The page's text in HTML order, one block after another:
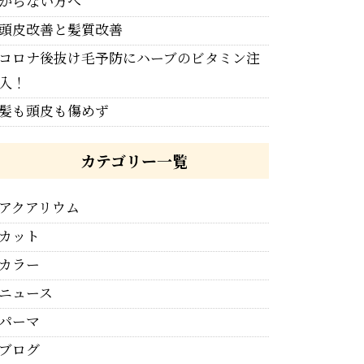
皮改善と髪質改善
ロナ後抜け毛予防にハーブのビタミン注
！
も頭皮も傷めず
カテゴリー一覧
クアリウム
ット
ラー
ュース
ーマ
ログ